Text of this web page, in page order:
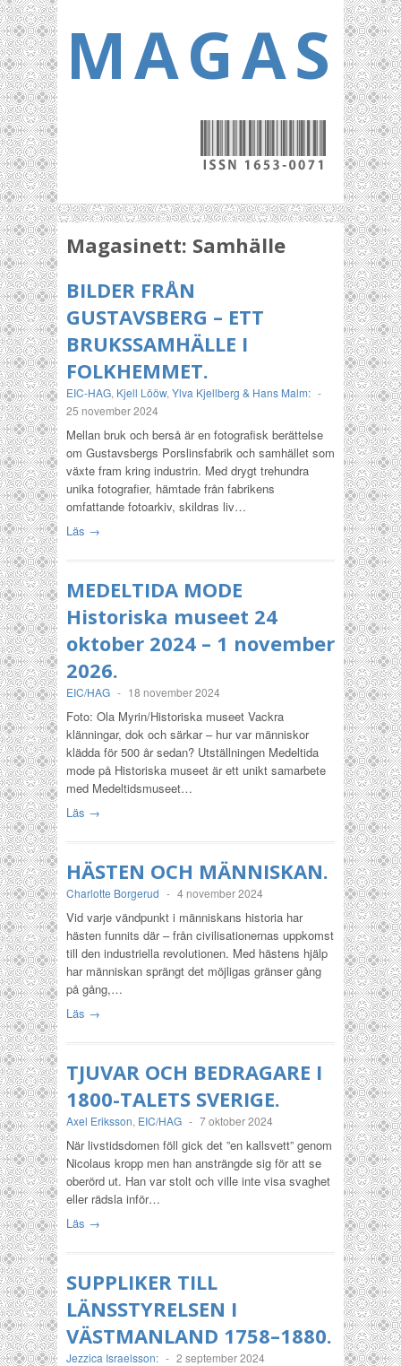
Magasinett: Samhälle
BILDER FRÅN
GUSTAVSBERG – ETT
BRUKSSAMHÄLLE I
FOLKHEMMET.
EIC-HAG, Kjell Lööw, Ylva Kjellberg & Hans Malm: -
25 november 2024
Mellan bruk och berså är en fotografisk berättelse
om Gustavsbergs Porslinsfabrik och samhället som
växte fram kring industrin. Med drygt trehundra
unika fotografier, hämtade från fabrikens
omfattande fotoarkiv, skildras liv…
Läs →
MEDELTIDA MODE
Historiska museet 24
oktober 2024 – 1 november
2026.
EIC/HAG - 18 november 2024
Foto: Ola Myrin/Historiska museet Vackra
klänningar, dok och särkar – hur var människor
klädda för 500 år sedan? Utställningen Medeltida
mode på Historiska museet är ett unikt samarbete
med Medeltidsmuseet…
Läs →
HÄSTEN OCH MÄNNISKAN.
Charlotte Borgerud - 4 november 2024
Vid varje vändpunkt i människans historia har
hästen funnits där – från civilisationernas uppkomst
till den industriella revolutionen. Med hästens hjälp
har människan sprängt det möjligas gränser gång
på gång,…
Läs →
TJUVAR OCH BEDRAGARE I
1800-TALETS SVERIGE.
Axel Eriksson, EIC/HAG - 7 oktober 2024
När livstidsdomen föll gick det ”en kallsvett” genom
Nicolaus kropp men han ansträngde sig för att se
oberörd ut. Han var stolt och ville inte visa svaghet
eller rädsla inför…
Läs →
SUPPLIKER TILL
LÄNSSTYRELSEN I
VÄSTMANLAND 1758–1880.
Jezzica Israelsson: - 2 september 2024